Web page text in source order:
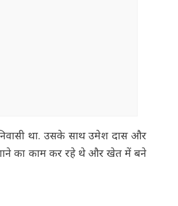
था. उसके साथ उमेश दास और
का काम कर रहे थे और खेत में बने